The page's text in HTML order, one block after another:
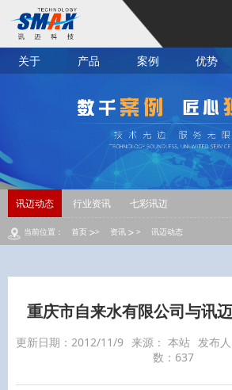
关于 产品 案例 优势
讯迈动态 行业资讯 七彩讯迈
当前位置： 首页 > 资讯 > 讯迈动态
重庆市自来水有限公司与讯
更新日期：2012/11/9 来源： 本站 发布
数： 637